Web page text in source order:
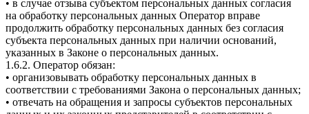
• в случае отзыва субъектом персональных данных согласия
на обработку персональных данных Оператор вправе
продолжить обработку персональных данных без согласия
субъекта персональных данных при наличии оснований,
указанных в Законе о персональных данных.
1.6.2. Оператор обязан:
• организовывать обработку персональных данных в
соответствии с требованиями Закона о персональных данных;
• отвечать на обращения и запросы субъектов персональных